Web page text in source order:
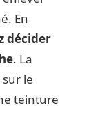
En
décider
. La
le
teinture